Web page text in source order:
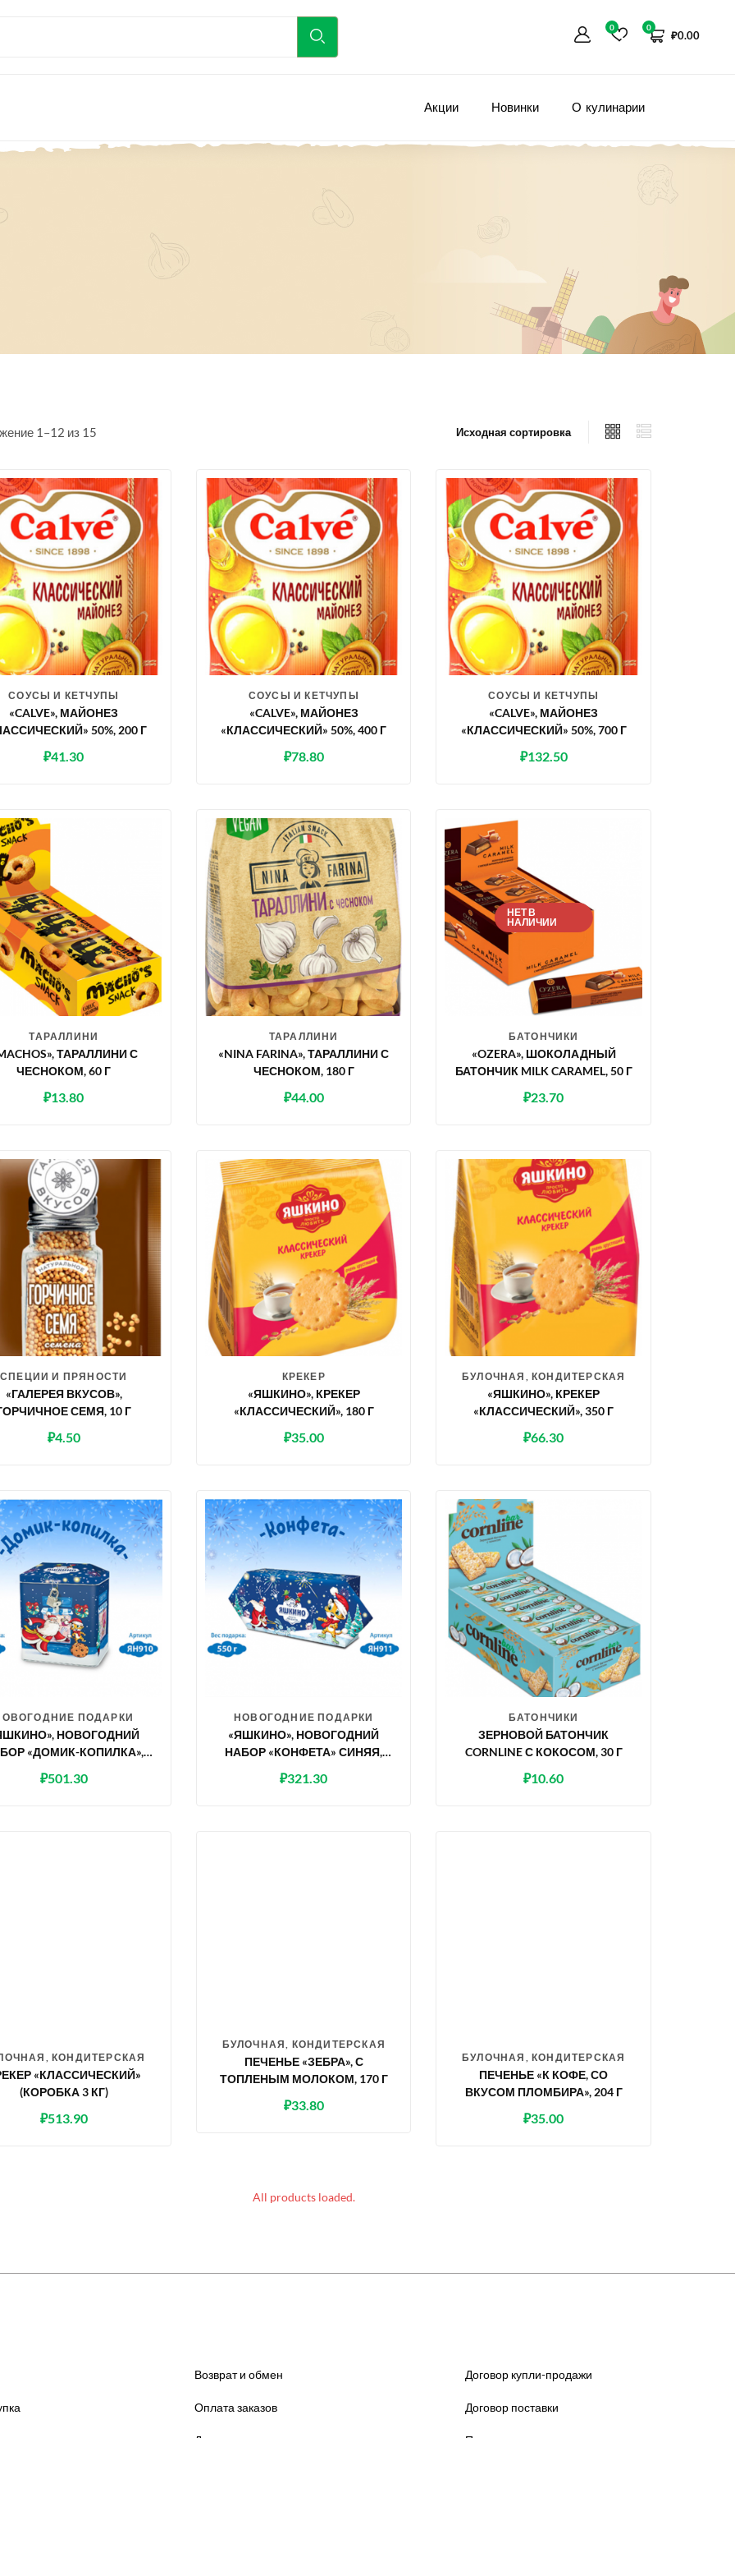
0
₽0.00
0
Акции Новинки О кулинарии
1–12 из 15
СОУСЫ И КЕТЧУПЫ
«CALVE», МАЙОНЕЗ
50%, 200 Г
₽41.30
СОУСЫ И КЕТЧУПЫ
«CALVE», МАЙОНЕЗ
«КЛАССИЧЕСКИЙ» 50%, 400 Г
₽78.80
СОУСЫ И КЕТЧУПЫ
«CALVE», МАЙОНЕЗ
«КЛАССИЧЕСКИЙ» 50%, 700 Г
₽132.50
ТАРАЛЛИНИ
ТАРАЛЛИНИ С
ЧЕСНОКОМ, 60 Г
₽13.80
ТАРАЛЛИНИ
«NINA FARINA», ТАРАЛЛИНИ С
ЧЕСНОКОМ, 180 Г
₽44.00
НЕТ В
НАЛИЧИИ
БАТОНЧИКИ
«OZERA», ШОКОЛАДНЫЙ
БАТОНЧИК MILK CARAMEL, 50 Г
₽23.70
СПЕЦИИ И ПРЯНОСТИ
«ГАЛЕРЕЯ ВКУСОВ»,
СЕМЯ, 10 Г
₽4.50
КРЕКЕР
«ЯШКИНО», КРЕКЕР
«КЛАССИЧЕСКИЙ», 180 Г
₽35.00
БУЛОЧНАЯ, КОНДИТЕРСКАЯ
«ЯШКИНО», КРЕКЕР
«КЛАССИЧЕСКИЙ», 350 Г
₽66.30
ПОДАРКИ
НОВОГОДНИЙ
«ДОМИК-КОПИЛКА»,
₽501.30
НОВОГОДНИЕ ПОДАРКИ
«ЯШКИНО», НОВОГОДНИЙ
НАБОР «КОНФЕТА» СИНЯЯ,
₽321.30
БАТОНЧИКИ
ЗЕРНОВОЙ БАТОНЧИК
CORNLINE С КОКОСОМ, 30 Г
₽10.60
КОНДИТЕРСКАЯ
«КЛАССИЧЕСКИЙ»
(КОРОБКА 3 КГ)
₽513.90
БУЛОЧНАЯ, КОНДИТЕРСКАЯ
ПЕЧЕНЬЕ «ЗЕБРА», С
ТОПЛЕНЫМ МОЛОКОМ, 170 Г
₽33.80
БУЛОЧНАЯ, КОНДИТЕРСКАЯ
ПЕЧЕНЬЕ «К КОФЕ, СО
ВКУСОМ ПЛОМБИРА», 204 Г
₽35.00
All products loaded.
Возврат и обмен
Оплата заказов
Для юридических лиц
Договор купли-продажи
Договор поставки
Персональные данные